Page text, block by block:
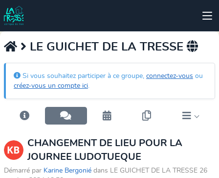
LE GUICHET DE LA TRESSE
Si vous souhaitez participer à ce groupe, connectez-vous ou
créez-vous un compte ici.
CHANGEMENT DE LIEU POUR LA
JOURNEE LUDOTUEQUE
Démarré par Karine Bergonié dans LE GUICHET DE LA TRESSE 26